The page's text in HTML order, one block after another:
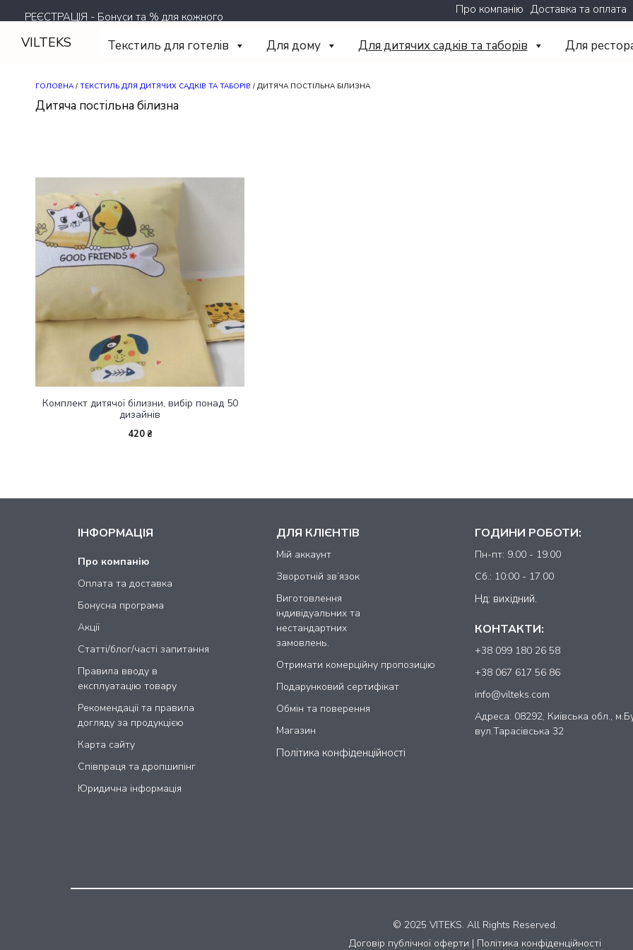
до
вмісту
РЕЄСТРАЦІЯ - Бонуси та % для кожного
Про компанію Доставка та оплата
VILTEKS Текстиль для готелів Для дому Для дитячих садків та таборів Для
ГОЛОВНА / ТЕКСТИЛЬ ДЛЯ ДИТЯЧИХ САДКІВ ТА ТАБОРІВ / ДИТЯЧА ПОСТІЛЬНА БІЛИЗНА
Дитяча постільна білизна
Комплект дитячої білизни, вибір понад 50
дизайнів
420₴
товар
має
кілька
варіантів.
Параметри
можна
сторінці
ІНФОРМАЦІЯ
Про компанію
Оплата та доставка
Бонусна програма
Акції
Статті/блог/часті запитання
Правила вводу в
експлуатацію товару
Рекомендації та правила
догляду за продукцією
Карта сайту
Співпраця та дропшипінг
Юридична інформація
ДЛЯ КЛІЄНТІВ
Мій аккаунт
Зворотній зв’язок
Виготовлення
індивідуальних та
нестандартних
замовлень.
Отримати комерційну пропозицію
Подарунковий сертифікат
Обмін та поверення
Магазин
Політика конфіденційності
ГОДИНИ РОБОТИ:
Пн-пт: 9.00 - 19.00
Сб.: 10:00 - 17.00
Нд: вихідний.
КОНТАКТИ:
+38 099 180 26 58
+38 067 617 56 86
info@vilteks.com
Адреса: 08292, Київська обл.,
вул.Тарасівська 32
© 2025 VITEKS. All Rights Reserved.
Договір публічної оферти | Політика конфіденційності